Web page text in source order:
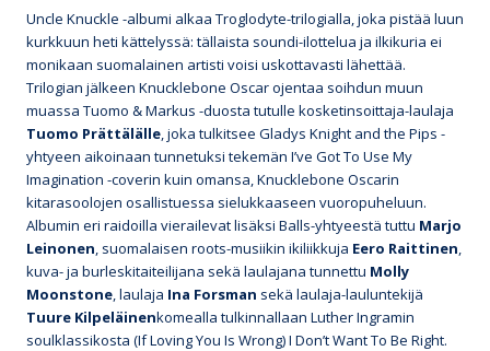
Uncle Knuckle -albumi alkaa Troglodyte-trilogialla, joka pistää luun
kurkkuun heti kättelyssä: tällaista soundi-ilottelua ja ilkikuria ei
monikaan suomalainen artisti voisi uskottavasti lähettää.
Trilogian jälkeen Knucklebone Oscar ojentaa soihdun muun
muassa Tuomo & Markus -duosta tutulle kosketinsoittaja-laulaja
Tuomo Prättälälle, joka tulkitsee Gladys Knight and the Pips -
yhtyeen aikoinaan tunnetuksi tekemän I’ve Got To Use My
Imagination -coverin kuin omansa, Knucklebone Oscarin
kitarasoolojen osallistuessa sielukkaaseen vuoropuheluun.
Albumin eri raidoilla vierailevat lisäksi Balls-yhtyeestä tuttu Marjo
Leinonen, suomalaisen roots-musiikin ikiliikkuja Eero Raittinen,
kuva- ja burleskitaiteilijana sekä laulajana tunnettu Molly
Moonstone, laulaja Ina Forsman sekä laulaja-lauluntekijä
Tuure Kilpeläinenkomealla tulkinnallaan Luther Ingramin
soulklassikosta (If Loving You Is Wrong) I Don’t Want To Be Right.